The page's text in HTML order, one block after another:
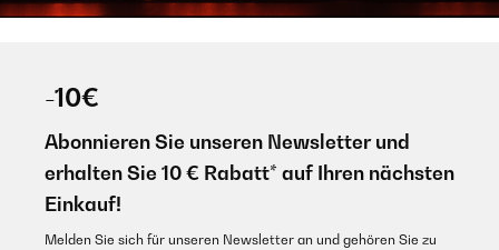
-10€
Abonnieren Sie unseren Newsletter und
erhalten Sie 10 € Rabatt* auf Ihren nächsten
Einkauf!
Melden Sie sich für unseren Newsletter an und gehören Sie zu